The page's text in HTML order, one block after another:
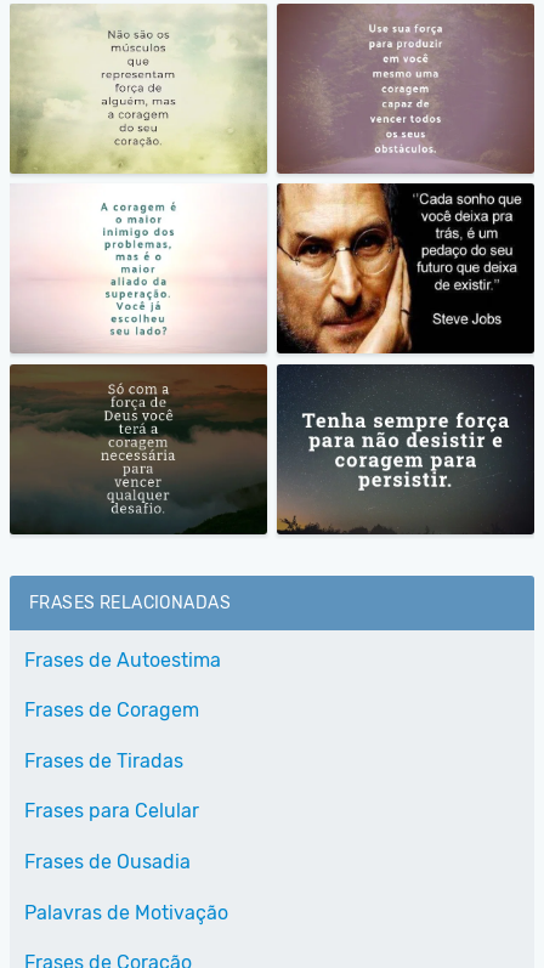
FRASES RELACIONADAS
Frases de Autoestima
Frases de Coragem
Frases de Tiradas
Frases para Celular
Frases de Ousadia
Palavras de Motivação
Frases de Coração